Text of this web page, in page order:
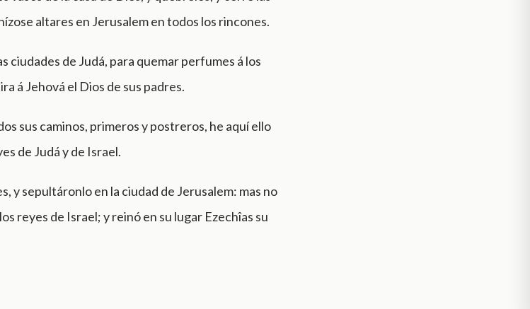
altares en Jerusalem en todos los rincones.
ciudades de Judá, para quemar perfumes á los
á Jehová el Dios de sus padres.
sus caminos, primeros y postreros, he aquí ello
de Judá y de Israel.
y sepultáronlo en la ciudad de Jerusalem: mas no
reyes de Israel; y reinó en su lugar Ezechîas su